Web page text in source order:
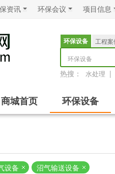
资讯 环保会议 项目信息
环保设备
工程案
环保设备
热搜： 水处理 |
商城首页 环保设备
设备 沼气输送设备